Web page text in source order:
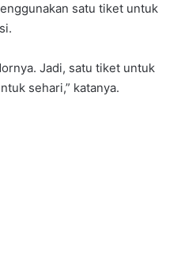
satu tiket untuk
Jadi, satu tiket untuk
sehari,” katanya.